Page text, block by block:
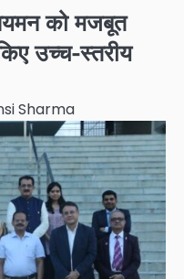
को मजबूत
उच्च-स्तरीय
Sharma